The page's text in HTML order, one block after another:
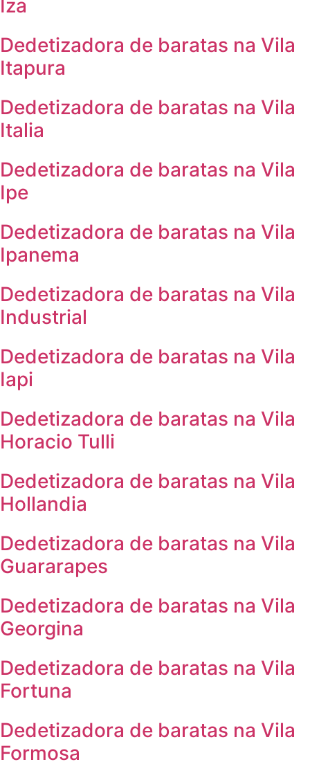
Iza
Dedetizadora de baratas na Vila
Itapura
Dedetizadora de baratas na Vila
Italia
Dedetizadora de baratas na Vila
Ipe
Dedetizadora de baratas na Vila
Ipanema
Dedetizadora de baratas na Vila
Industrial
Dedetizadora de baratas na Vila
Iapi
Dedetizadora de baratas na Vila
Horacio Tulli
Dedetizadora de baratas na Vila
Hollandia
Dedetizadora de baratas na Vila
Guararapes
Dedetizadora de baratas na Vila
Georgina
Dedetizadora de baratas na Vila
Fortuna
Dedetizadora de baratas na Vila
Formosa